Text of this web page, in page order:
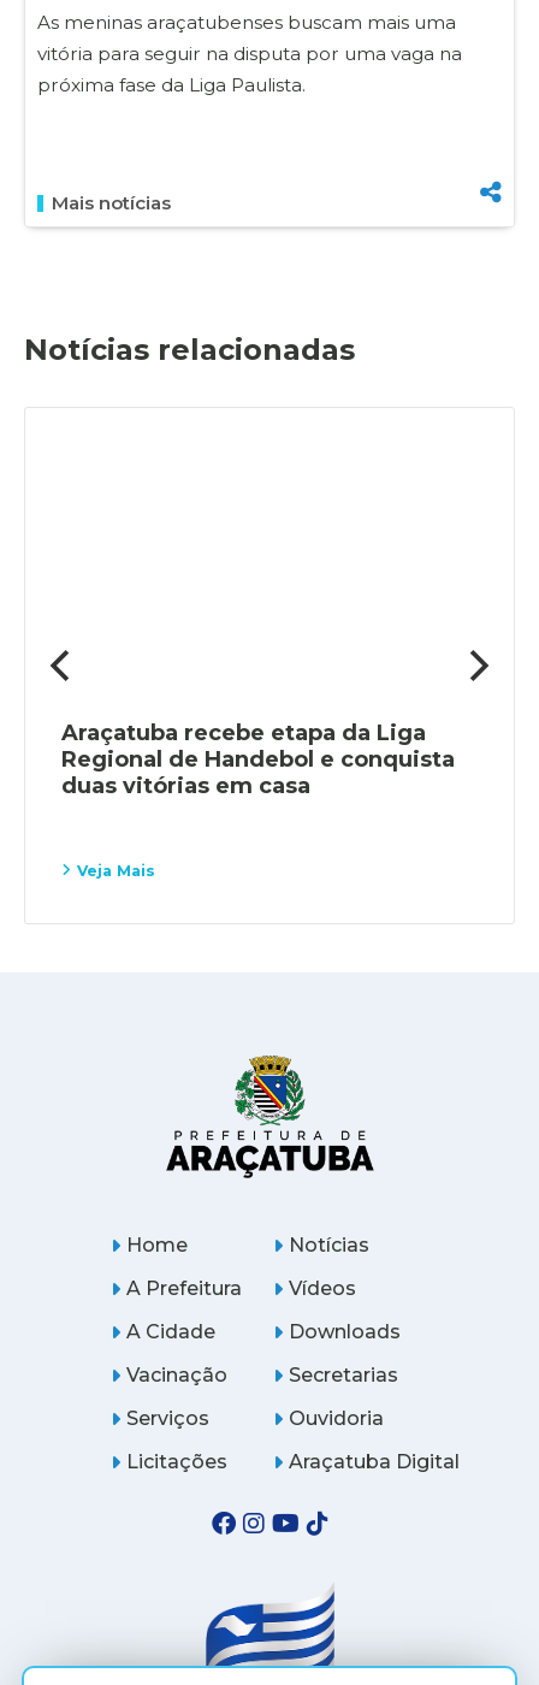
As meninas araçatubenses buscam mais uma
vitória para seguir na disputa por uma vaga na
próxima fase da Liga Paulista.
Mais notícias
Notícias relacionadas
Araçatuba recebe etapa da Liga
Regional de Handebol e conquista
duas vitórias em casa
Veja Mais
Home
A Prefeitura
A Cidade
Notícias
Vídeos
Downloads
Vacinação
Serviços
Licitações
Secretarias
Ouvidoria
Araçatuba Digital